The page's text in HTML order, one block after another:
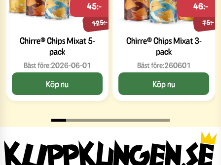
Chirre® Chips Mixat 5-
pack
125:-
45:-
Bäst före:2026-06-01
Köp nu
Chirre® Chips Mixat 3-
pack
75:-
46:-
Bäst före:260601
Köp nu